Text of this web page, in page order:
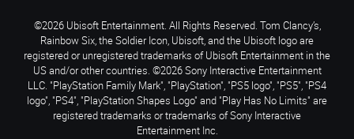
©2026 Ubisoft Entertainment. All Rights Reserved. Tom Clancy’s,
Rainbow Six, the Soldier Icon, Ubisoft, and the Ubisoft logo are
registered or unregistered trademarks of Ubisoft Entertainment in the
US and/or other countries. ©2026 Sony Interactive Entertainment
LLC. "PlayStation Family Mark", "PlayStation", "PS5 logo", "PS5", "PS4
logo", "PS4", "PlayStation Shapes Logo" and "Play Has No Limits" are
registered trademarks or trademarks of Sony Interactive
Entertainment Inc.